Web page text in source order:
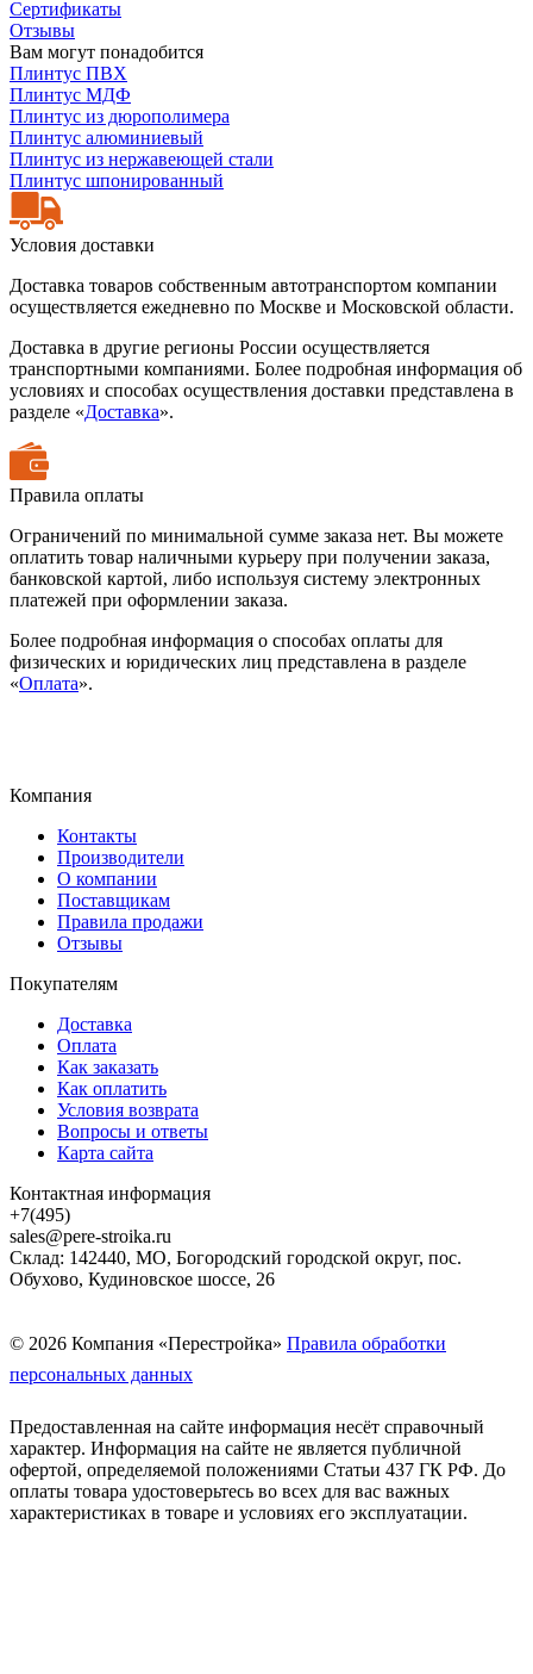
Сертификаты
Отзывы
Вам могут понадобится
Плинтус ПВХ
Плинтус МДФ
Плинтус из дюрополимера
Плинтус алюминиевый
Плинтус из нержавеющей стали
Плинтус шпонированный
Условия доставки
Доставка товаров собственным автотранспортом компании
осуществляется ежедневно по Москве и Московской области.
Доставка в другие регионы России осуществляется
транспортными компаниями. Более подробная информация об
условиях и способах осуществления доставки представлена в
разделе «Доставка».
Правила оплаты
Ограничений по минимальной сумме заказа нет. Вы можете
оплатить товар наличными курьеру при получении заказа,
банковской картой, либо используя систему электронных
платежей при оформлении заказа.
Более подробная информация о способах оплаты для
физических и юридических лиц представлена в разделе
«Оплата».
Компания
Контакты
Производители
О компании
Поставщикам
Правила продажи
Отзывы
Покупателям
Доставка
Оплата
Как заказать
Как оплатить
Условия возврата
Вопросы и ответы
Карта сайта
Контактная информация
+7(495)
sales@pere-stroika.ru
Склад: 142440, МО, Богородский городской округ, пос.
Обухово, Кудиновское шоссе, 26
© 2026 Компания «Перестройка» Правила обработки
персональных данных
Предоставленная на сайте информация несёт справочный
характер. Информация на сайте не является публичной
офертой, определяемой положениями Статьи 437 ГК РФ. До
оплаты товара удостоверьтесь во всех для вас важных
характеристиках в товаре и условиях его эксплуатации.